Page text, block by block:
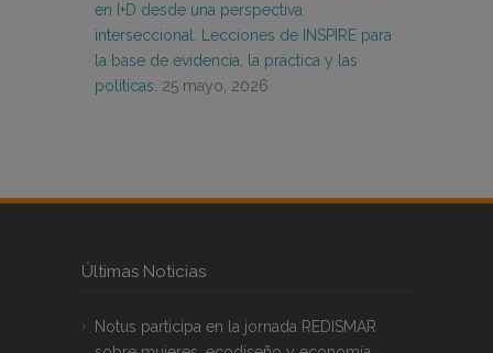
en I+D desde una perspectiva
interseccional. Lecciones de INSPIRE para
la base de evidencia, la práctica y las
políticas. 25 mayo, 2026
Últimas Noticias
Notus participa en la jornada REDISMAR